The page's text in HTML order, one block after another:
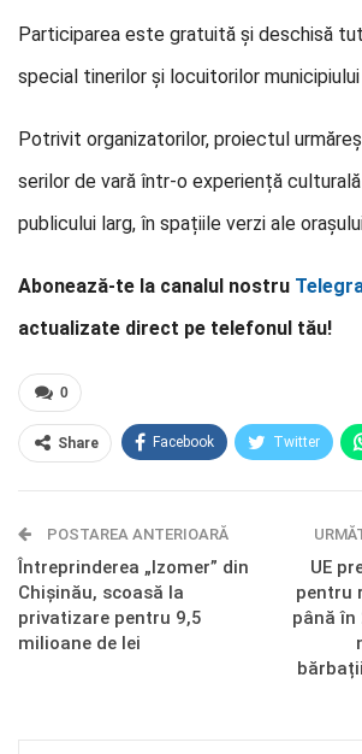
Participarea este gratuită și deschisă
special tinerilor și locuitorilor municipiului
Potrivit organizatorilor, proiectul
serilor de vară într-o experiență
publicului larg, în spațiile verzi ale
Abonează-te la canalul nostru
actualizate direct pe telefonul tău!
0
Share Facebook Twitter
Telegram OK.ru
POSTAREA ANTERIOARĂ
Întreprinderea „Izomer” din
Chișinău, scoasă la
privatizare pentru 9,5
milioane de lei
UE
pentru
până în